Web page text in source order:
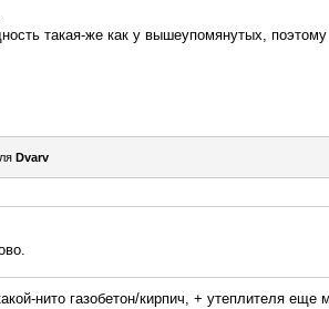
такая-же как у вышеупомянутых,
Dvarv
нито газобетон/кирпич, + утеплителя еще